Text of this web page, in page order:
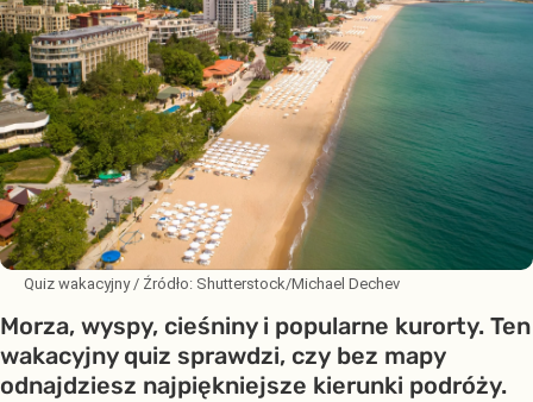
Quiz wakacyjny/ Źródło: Shutterstock/Michael Dechev
Morza, wyspy, cieśniny i popularne kurorty. Ten
wakacyjny quiz sprawdzi, czy bez mapy
odnajdziesz najpiękniejsze kierunki podróży.